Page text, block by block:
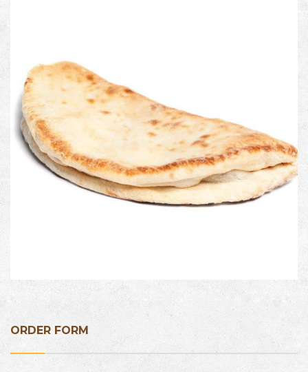
ORDER FORM